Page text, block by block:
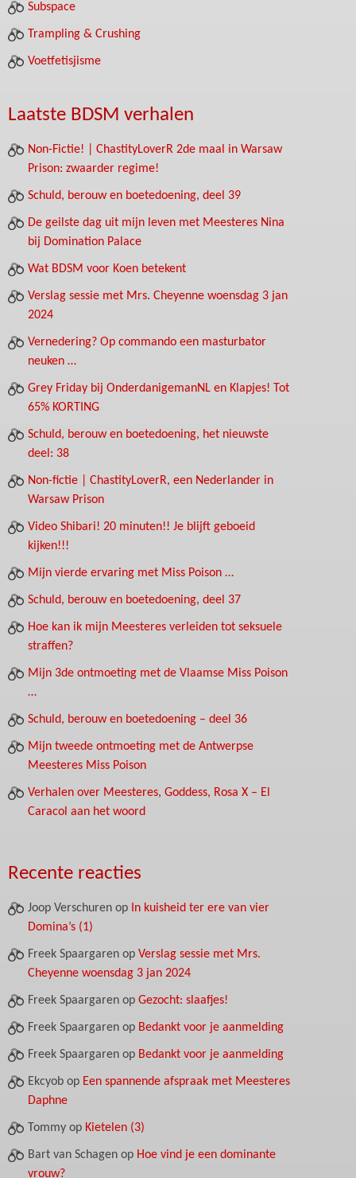
Subspace
Trampling & Crushing
Voetfetisjisme
Laatste BDSM verhalen
Non-Fictie! | ChastityLoverR 2de maal in Warsaw
Prison: zwaarder regime!
Schuld, berouw en boetedoening, deel 39
De geilste dag uit mijn leven met Meesteres Nina
bij Domination Palace
Wat BDSM voor Koen betekent
Verslag sessie met Mrs. Cheyenne woensdag 3 jan
2024
Vernedering? Op commando een masturbator
neuken …
Grey Friday bij OnderdanigemanNL en Klapjes! Tot
65% KORTING
Schuld, berouw en boetedoening, het nieuwste
deel: 38
Non-fictie | ChastityLoverR, een Nederlander in
Warsaw Prison
Video Shibari! 20 minuten!! Je blijft geboeid
kijken!!!
Mijn vierde ervaring met Miss Poison …
Schuld, berouw en boetedoening, deel 37
Hoe kan ik mijn Meesteres verleiden tot seksuele
straffen?
Mijn 3de ontmoeting met de Vlaamse Miss Poison
…
Schuld, berouw en boetedoening – deel 36
Mijn tweede ontmoeting met de Antwerpse
Meesteres Miss Poison
Verhalen over Meesteres, Goddess, Rosa X – El
Caracol aan het woord
Recente reacties
Joop Verschuren op In kuisheid ter ere van vier
Domina’s (1)
Freek Spaargaren op Verslag sessie met Mrs.
Cheyenne woensdag 3 jan 2024
Freek Spaargaren op Gezocht: slaafjes!
Freek Spaargaren op Bedankt voor je aanmelding
Freek Spaargaren op Bedankt voor je aanmelding
Ekcyob op Een spannende afspraak met Meesteres
Daphne
Tommy op Kietelen (3)
Bart van Schagen op Hoe vind je een dominante
vrouw?